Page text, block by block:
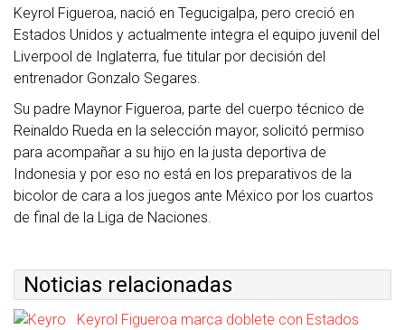
Keyrol Figueroa, nació en Tegucigalpa, pero creció en
Estados Unidos y actualmente integra el equipo juvenil del
Liverpool de Inglaterra, fue titular por decisión del
entrenador Gonzalo Segares.
Su padre Maynor Figueroa, parte del cuerpo técnico de
Reinaldo Rueda en la selección mayor, solicitó permiso
para acompañar a su hijo en la justa deportiva de
Indonesia y por eso no está en los preparativos de la
bicolor de cara a los juegos ante México por los cuartos
de final de la Liga de Naciones.
Noticias relacionadas
Keyrol Figueroa marca doblete con Estados